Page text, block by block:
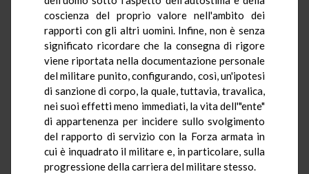
coscienza del proprio valore nell'ambito dei
rapporti con gli altri uomini. Infine, non è senza
significato ricordare che la consegna di rigore
viene riportata nella documentazione personale
del militare punito, configurando, così, un'ipotesi
di sanzione di corpo, la quale, tuttavia, travalica,
nei suoi effetti meno immediati, la vita dell'"ente"
di appartenenza per incidere sullo svolgimento
del rapporto di servizio con la Forza armata in
cui è inquadrato il militare e, in particolare, sulla
progressione della carriera del militare stesso.